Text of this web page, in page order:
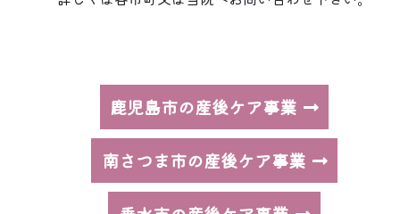
鹿児島市の産後ケア事業
南さつま市の産後ケア事業